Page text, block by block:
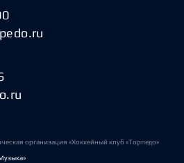
организация «Хоккейный клуб «Торпедо»